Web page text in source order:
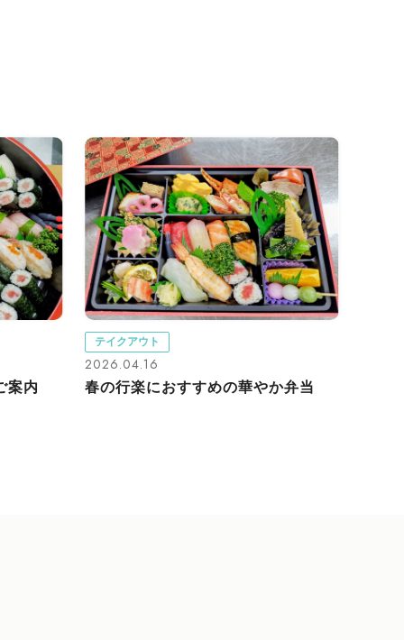
案内
テイクアウト
2026.04.16
春の行楽におすすめの華やか弁当